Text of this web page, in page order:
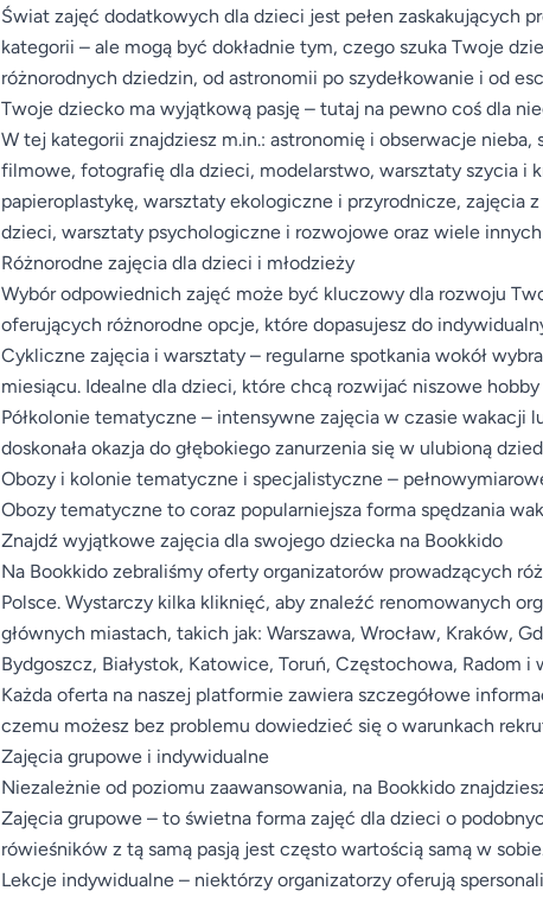
Świat zajęć dodatkowych dla dzieci jest pełen zaskakujących
kategorii – ale mogą być dokładnie tym, czego szuka Twoje
różnorodnych dziedzin, od astronomii po szydełkowanie i od
Twoje dziecko ma wyjątkową pasję – tutaj na pewno coś dla
W tej kategorii znajdziesz m.in.: astronomię i obserwacje
filmowe, fotografię dla dzieci, modelarstwo, warsztaty szycia i
papieroplastykę, warsztaty ekologiczne i przyrodnicze, zajęcia
dzieci, warsztaty psychologiczne i rozwojowe oraz wiele
Różnorodne zajęcia dla dzieci i młodzieży
Wybór odpowiednich zajęć może być kluczowy dla rozwoju
oferujących różnorodne opcje, które dopasujesz do
Cykliczne zajęcia i warsztaty – regularne spotkania wokół
miesiącu. Idealne dla dzieci, które chcą rozwijać niszowe
Półkolonie tematyczne – intensywne zajęcia w czasie wakacji
doskonała okazja do głębokiego zanurzenia się w ulubioną
Obozy i kolonie tematyczne i specjalistyczne –
Obozy tematyczne to coraz popularniejsza forma spędzania
Znajdź wyjątkowe zajęcia dla swojego dziecka na Bookkido
Na Bookkido zebraliśmy oferty organizatorów prowadzących
Polsce. Wystarczy kilka kliknięć, aby znaleźć renomowanych
głównych miastach, takich jak: Warszawa, Wrocław, Kraków,
Bydgoszcz, Białystok, Katowice, Toruń, Częstochowa, Radom i
Każda oferta na naszej platformie zawiera szczegółowe
czemu możesz bez problemu dowiedzieć się o warunkach
Zajęcia grupowe i indywidualne
Niezależnie od poziomu zaawansowania, na Bookkido
Zajęcia grupowe – to świetna forma zajęć dla dzieci o
rówieśników z tą samą pasją jest często wartością samą w
Lekcje indywidualne – niektórzy organizatorzy oferują